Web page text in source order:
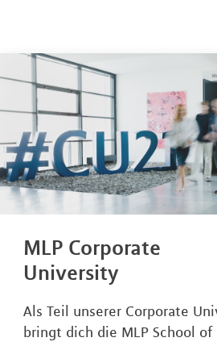
MLP Corporate
University
Als Teil unserer Corporate
bringt dich die MLP School of